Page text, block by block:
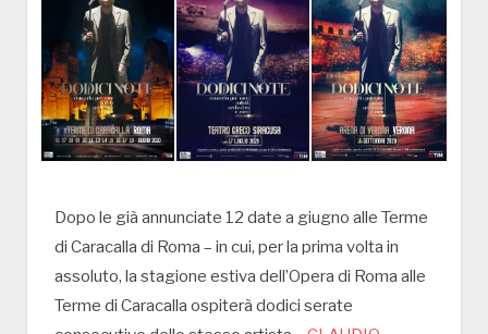
Dopo le già annunciate 12 date a giugno alle Terme
di Caracalla di Roma – in cui, per la prima volta in
assoluto, la stagione estiva dell’Opera di Roma alle
Terme di Caracalla ospiterà dodici serate